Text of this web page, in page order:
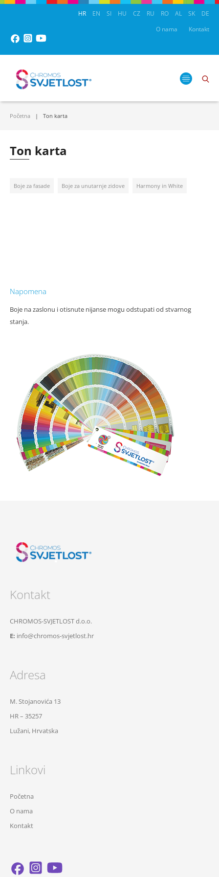
HR EN SI HU CZ RU RO AL SK
DE
O nama
Kontakt
Početna Ton karta
Ton karta
Boje za fasade Boje za unutarnje zidove Harmony in White
Napomena
Boje na zaslonu i otisnute nijanse mogu odstupati od stvarnog
stanja.
Kontakt
CHROMOS-SVJETLOST d.o.o.
E: info@chromos-svjetlost.hr
Adresa
M. Stojanovića 13
HR – 35257
Lužani, Hrvatska
Linkovi
Početna
O nama
Kontakt